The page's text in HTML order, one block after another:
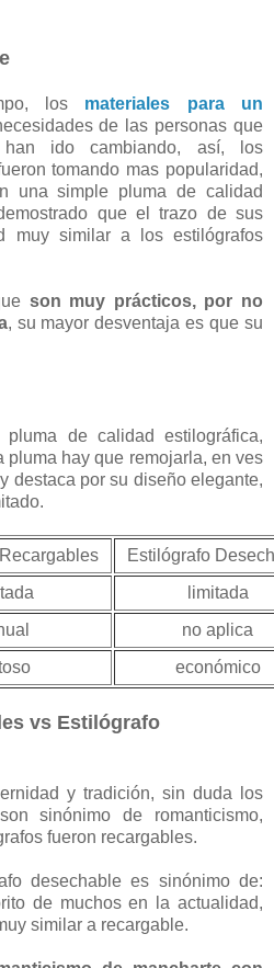
los materiales para un
de las personas que
ido cambiando, así, los
tomando mas popularidad,
una simple pluma de calidad
que el trazo de sus
muy similar a los estilógrafos
son muy prácticos, por no
, su mayor desventaja es que su
de calidad estilográfica,
pluma hay que remojarla, en ves
destaca por su diseño elegante,
Estilógrafo
limitada
no aplica
económico
vs Estilógrafo
y tradición, sin duda los
sinónimo de romanticismo,
fueron recargables.
desechable es sinónimo de:
de muchos en la actualidad,
similar a recargable.